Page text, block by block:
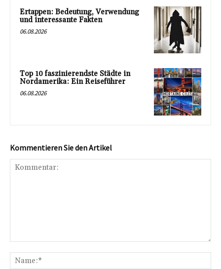
Ertappen: Bedeutung, Verwendung
und interessante Fakten
06.08.2026
Top 10 faszinierendste Städte in
Nordamerika: Ein Reiseführer
06.08.2026
Kommentieren Sie den Artikel